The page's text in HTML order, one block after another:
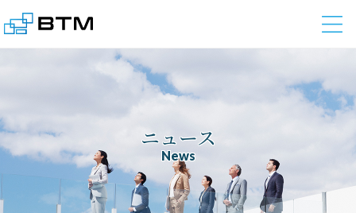
ニュース
News